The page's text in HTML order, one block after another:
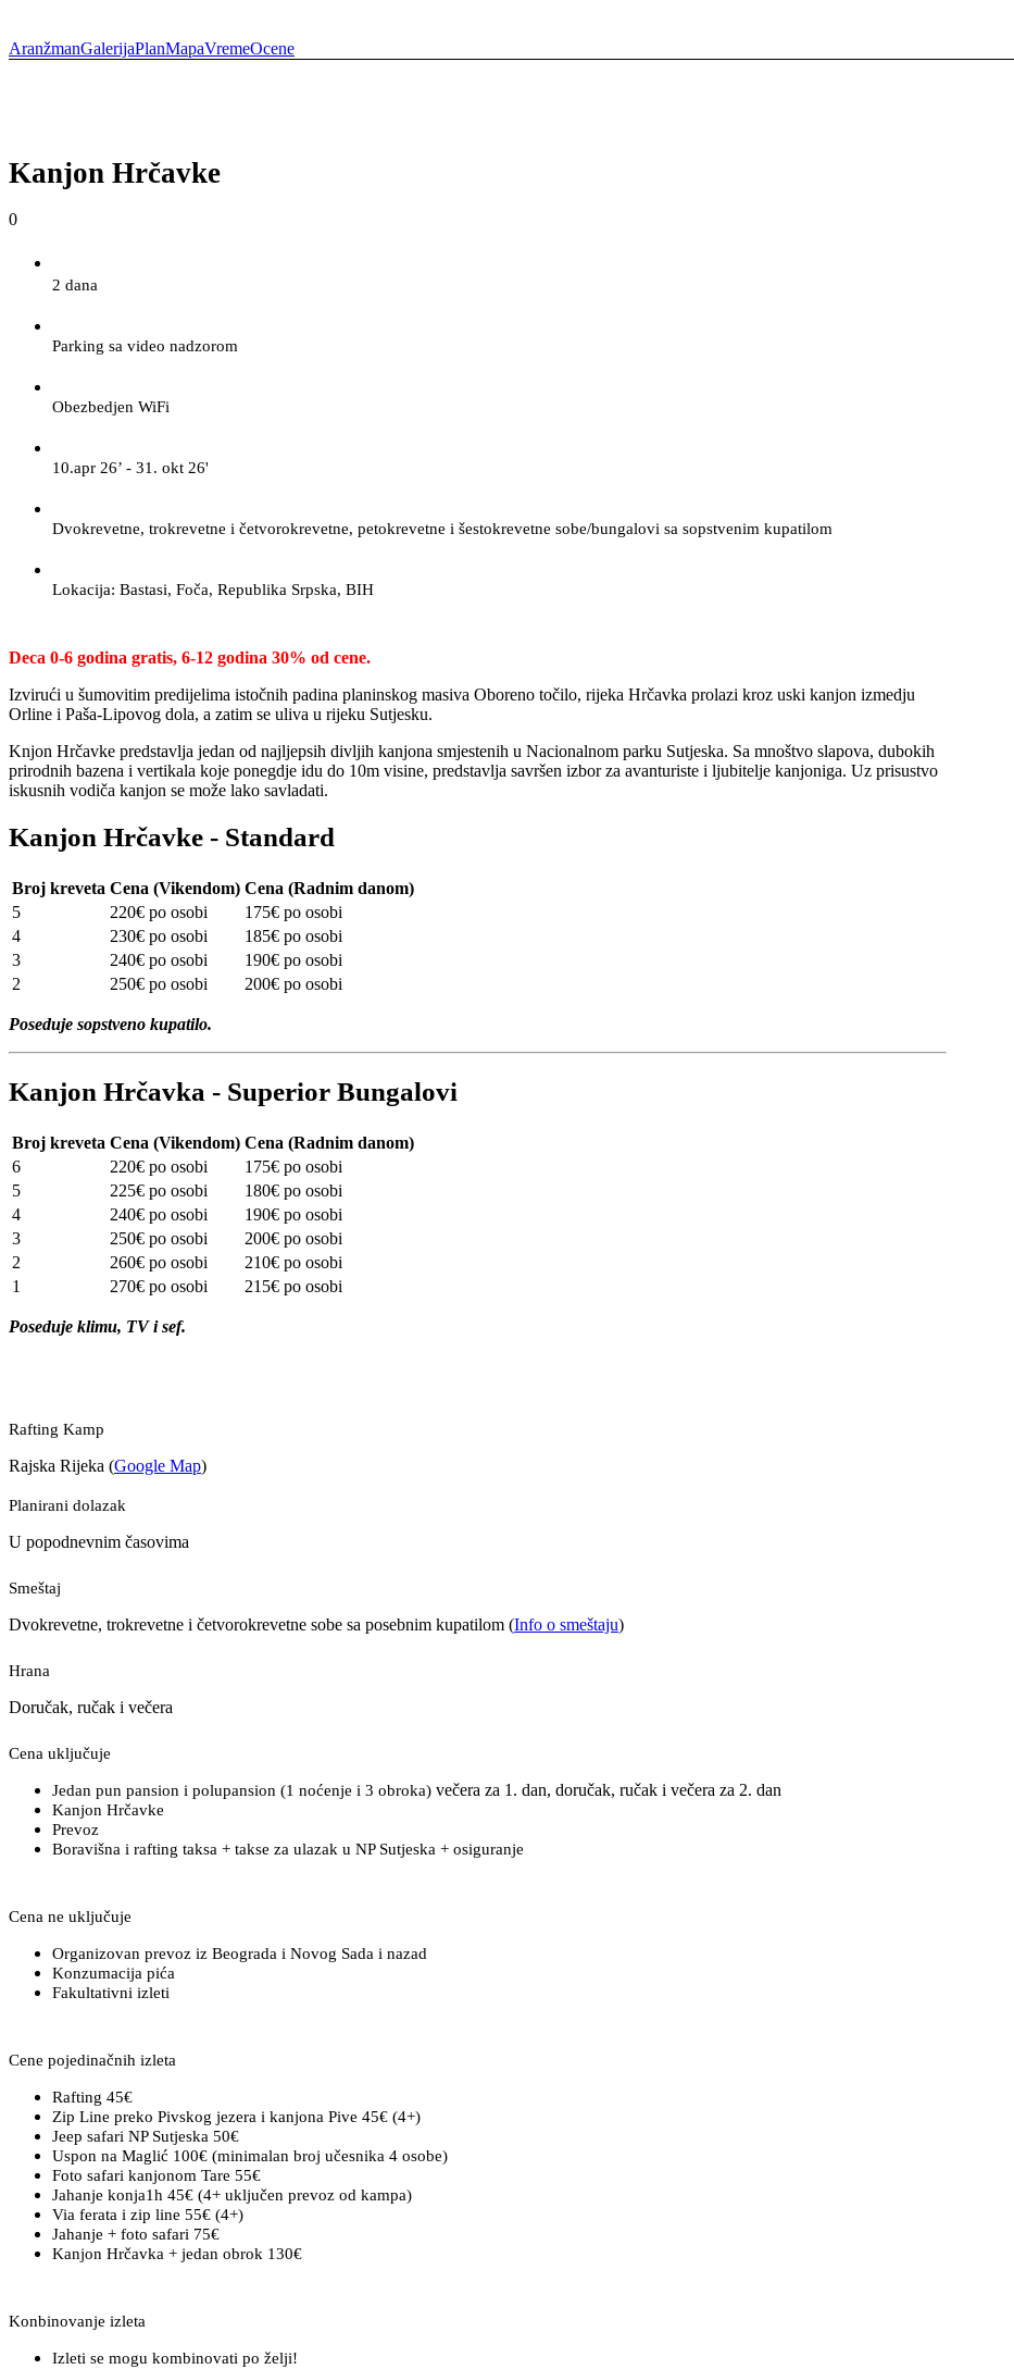
AranžmanGalerijaPlanMapaVremeOcene
Kanjon Hrčavke
0
2 dana
Parking sa video nadzorom
Obezbedjen WiFi
10.apr 26’ - 31. okt 26'
Dvokrevetne, trokrevetne i četvorokrevetne, petokrevetne i šestokrevetne sobe/bungalovi sa sopstvenim kupatilom
Lokacija: Bastasi, Foča, Republika Srpska, BIH
Deca 0-6 godina gratis, 6-12 godina 30% od cene.
Izvirući u šumovitim predijelima istočnih padina planinskog masiva Oboreno točilo, rijeka Hrčavka prolazi kroz uski kanjon izmedju
Orline i Paša-Lipovog dola, a zatim se uliva u rijeku Sutjesku.
Knjon Hrčavke predstavlja jedan od najljepsih divljih kanjona smjestenih u Nacionalnom parku Sutjeska. Sa mnoštvo slapova, dubokih
prirodnih bazena i vertikala koje ponegdje idu do 10m visine, predstavlja savršen izbor za avanturiste i ljubitelje kanjoniga. Uz prisustvo
iskusnih vodiča kanjon se može lako savladati.
Kanjon Hrčavke - Standard
Broj kreveta Cena (Vikendom) Cena (Radnim danom)
5
220€ po osobi
175€ po osobi
4
230€ po osobi
185€ po osobi
3
240€ po osobi
190€ po osobi
2
250€ po osobi 200€ po osobi
Poseduje sopstveno kupatilo.
Kanjon Hrčavka - Superior Bungalovi
Broj kreveta Cena (Vikendom) Cena (Radnim danom)
6
220€ po osobi
175€ po osobi
5
225€ po osobi
180€ po osobi
4
240€ po osobi
190€ po osobi
3
250€ po osobi
200€ po osobi
2
260€ po osobi
210€ po osobi
1
270€ po osobi 215€ po osobi
Poseduje klimu, TV i sef.
Rafting Kamp
Rajska Rijeka (Google Map)
Planirani dolazak
U popodnevnim časovima
Smeštaj
Dvokrevetne, trokrevetne i četvorokrevetne sobe sa posebnim kupatilom (Info o smeštaju)
Hrana
Doručak, ručak i večera
Cena uključuje
Jedan pun pansion i polupansion (1 noćenje i 3 obroka) večera za 1. dan, doručak, ručak i večera za 2. dan
Kanjon Hrčavke
Prevoz
Boravišna i rafting taksa + takse za ulazak u NP Sutjeska + osiguranje
Cena ne uključuje
Organizovan prevoz iz Beograda i Novog Sada i nazad
Konzumacija pića
Fakultativni izleti
Cene pojedinačnih izleta
Rafting 45€
Zip Line preko Pivskog jezera i kanjona Pive 45€ (4+)
Jeep safari NP Sutjeska 50€
Uspon na Maglić 100€ (minimalan broj učesnika 4 osobe)
Foto safari kanjonom Tare 55€
Jahanje konja1h 45€ (4+ uključen prevoz od kampa)
Via ferata i zip line 55€ (4+)
Jahanje + foto safari 75€
Kanjon Hrčavka + jedan obrok 130€
Konbinovanje izleta
Izleti se mogu kombinovati po želji!